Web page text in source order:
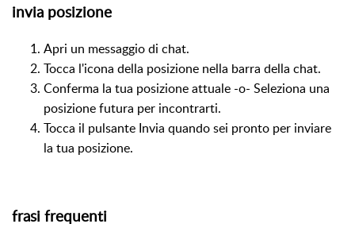
invia posizione
Apri un messaggio di chat.
Tocca l'icona della posizione nella barra della chat.
Conferma la tua posizione attuale -o- Seleziona una
posizione futura per incontrarti.
Tocca il pulsante Invia quando sei pronto per inviare
la tua posizione.
frasi frequenti